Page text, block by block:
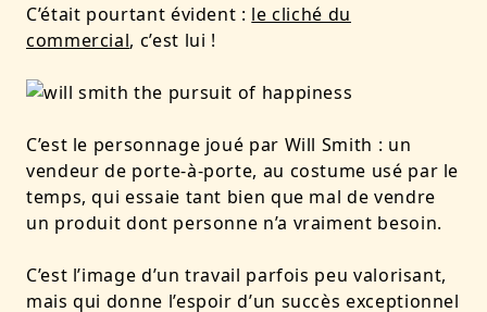
C’était pourtant évident : le cliché du
commercial, c’est lui !
C’est le personnage joué par Will Smith : un
vendeur de porte-à-porte, au costume usé par le
temps, qui essaie tant bien que mal de vendre
un produit dont personne n’a vraiment besoin.
C’est l’image d’un travail parfois peu valorisant,
mais qui donne l’espoir d’un succès exceptionnel